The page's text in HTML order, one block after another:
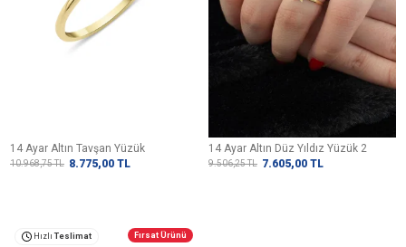
14 Ayar Altın Tavşan Yüzük
10.968,75TL 8.775,00 TL
14 Ayar Altın Düz Yıldız Yüzük 2
9.506,25TL 7.605,00 TL
Hızlı Teslimat Fırsat Ürünü